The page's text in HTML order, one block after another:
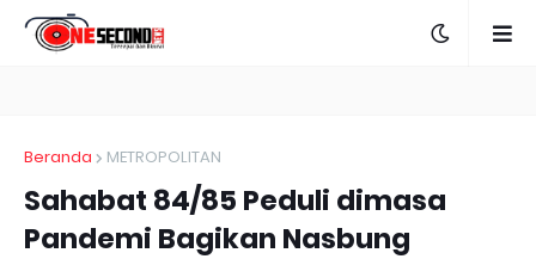
Beranda METROPOLITAN
Sahabat 84/85 Peduli dimasa
Pandemi Bagikan Nasbung